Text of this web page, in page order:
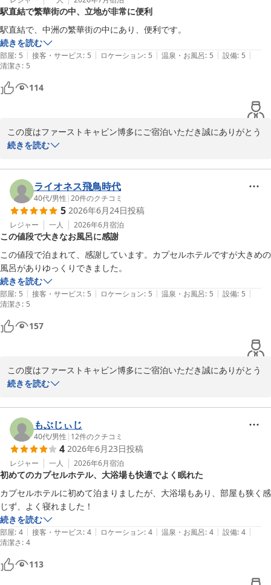
ファーストキャビン博多
2026-07-15
駅直結で繁華街の中、立地が非常に便利
駅直結で、中洲の繁華街の中にあり、便利です。
続きを読む
部屋: 5 | 接客・サービス: 5 | ロケーション: 5 | 温泉・お風呂: 5 | 設備: 5 |
清潔さ: 5
114
この度はファーストキャビン博多にご宿泊いただき誠にありがとう
ございます。
ご宿泊にご満足いただけたようで大変嬉しく思います。
当館の立地の良さは多くのお客様にご好評をいただいております。
またの機会がございましたらファーストキャビン博多をご検討いた
だけますと幸いでございます。
ファーストキャビン博多
2026-07-07
続きを読む
ライオネス飛鳥時代
40代/男性 |20件のクチコミ
5 2026年6月24日投稿
レジャー 一人 2026年6月宿泊
この値段で大きなお風呂に感謝
この値段で泊まれて、感謝しています。カプセルホテルですが大きめの
風呂がありゆっくりできました。
続きを読む
部屋: 5 | 接客・サービス: 5 | ロケーション: 5 | 温泉・お風呂: 5 | 設備: 5 |
清潔さ: 5
157
この度はファーストキャビン博多にご宿泊いただき誠にありがとう
ございます。
ゆっくりとお過ごしいただけたとのこと何よりでございます。
また宿泊料金は周辺の状況等により変動いたしますが、今後とも価
格以上の価値を感じていただけるよう、スタッフ一同サービスの向
上に努めてまいります。
またの機会がございましたら、ファーストキャビン博多をご利用い
ただけますと幸いでございます。
ファーストキャビン博多
2026-06-25
続きを読む
もぶじぃじ
40代/男性 | 12件のクチコミ
4 2026年6月23日投稿
レジャー 一人 2026年6月宿泊
初めてのカプセルホテル、大浴場も快適でよく眠れた
カプセルホテルに初めて泊まりましたが、大浴場もあり、部屋も狭く感
じず、よく寝れました！
続きを読む
部屋: 4 | 接客・サービス: 4 | ロケーション: 4 | 温泉・お風呂: 4 | 設備: 4 |
清潔さ: 4
113